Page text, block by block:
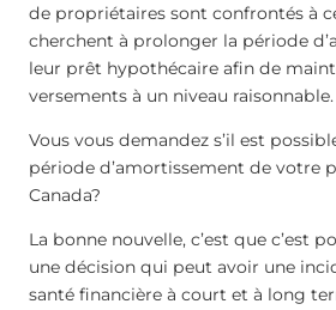
de propriétaires sont confrontés à
cherchent à prolonger la période
leur prêt hypothécaire afin de
versements à un niveau raisonnable.
Vous vous demandez s’il est
période d’amortissement de votre
Canada?
La bonne nouvelle, c’est que c’est
une décision qui peut avoir une
santé financière à court et à long